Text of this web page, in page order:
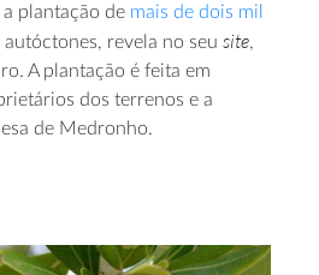
plantação de mais de dois mil
autóctones, revela no seu site,
A plantação é feita em
dos terrenos e a
de Medronho.